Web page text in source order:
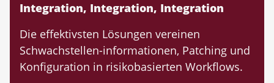
Integration, Integration, Integration
Die effektivsten Lösungen vereinen
Schwachstellen-informationen, Patching und
Konfiguration in risikobasierten Workflows.